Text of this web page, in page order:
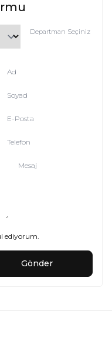
Departman Seçiniz
Ad
Soyad
E-Posta
Telefon
Mesaj
ediyorum.
Gönder